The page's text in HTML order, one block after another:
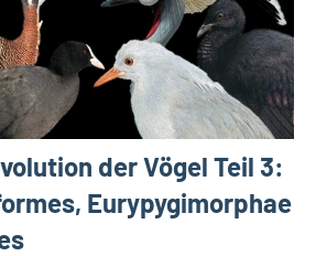
der Vögel Teil 3:
Eurypygimorphae